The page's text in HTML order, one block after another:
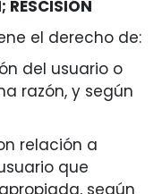
RESCISIÓN
el derecho de:
del usuario o
razón, y según
relación a
que
según